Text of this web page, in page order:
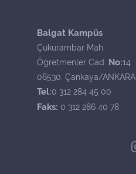
Balgat Kampüs
Çukurambar Mah.
Öğretmenler Cad. No:14
06530, Çankaya/ANKARA
Tel:0 312 284 45 00
Faks: 0 312 286 40 78